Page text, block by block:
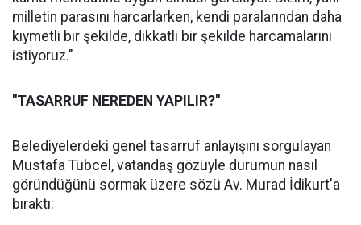
milletin parasını harcarlarken, kendi paralarından daha
kıymetli bir şekilde, dikkatli bir şekilde harcamalarını
istiyoruz."
"TASARRUF NEREDEN YAPILIR?"
Belediyelerdeki genel tasarruf anlayışını sorgulayan
Mustafa Tübcel, vatandaş gözüyle durumun nasıl
göründüğünü sormak üzere sözü Av. Murad İdikurt'a
bıraktı: